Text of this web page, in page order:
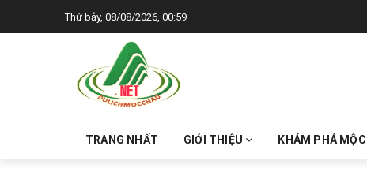
Thứ bảy, 08/08/2026, 00:59
TRANG NHẤT GIỚI THIỆU KHÁM PHÁ